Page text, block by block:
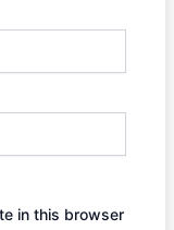
in this browser